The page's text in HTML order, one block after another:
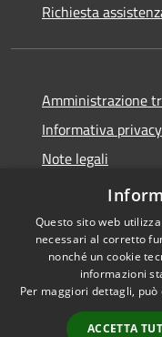
Richiesta
Amministrazione
Informativa privacy
Note legali
Dichiarazione di
Accessibilità
Questo sito web
necessari al corretto
nonché un cookie
informazioni
Per maggiori dettagli,
ACCETTA